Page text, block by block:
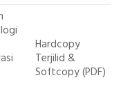
Hardcopy
Terjilid &
Softcopy (PDF)